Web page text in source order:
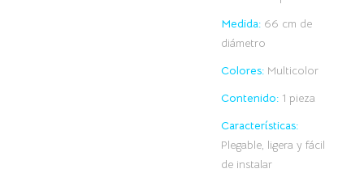
Medida: 66 cm de
diámetro
Colores: Multicolor
Contenido: 1 pieza
Características:
Plegable, ligera y fácil
de instalar